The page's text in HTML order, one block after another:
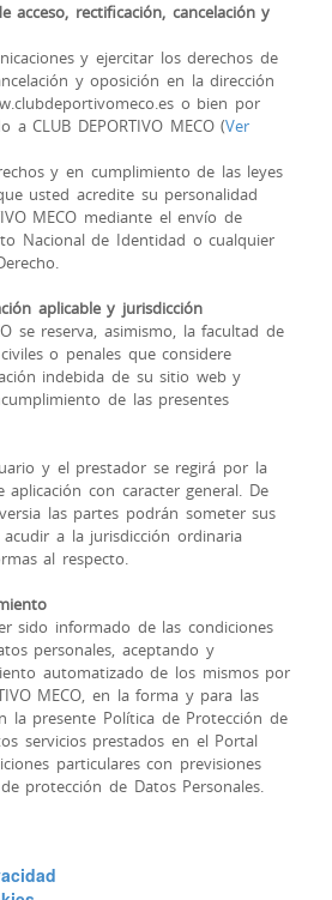
acceso, rectificación, cancelación y
y ejercitar los derechos de
y oposición en la dirección
o bien por
CLUB DEPORTIVO MECO (Ver
y en cumplimiento de las leyes
usted acredite su personalidad
MECO mediante el envío de
Nacional de Identidad o cualquier
aplicable y jurisdicción
se reserva, asimismo, la facultad de
o penales que considere
indebida de su sitio web y
de las presentes
y el prestador se regirá por la
con caracter general. De
las partes podrán someter sus
a la jurisdicción ordinaria
al respecto.
sido informado de las condiciones
personales, aceptando y
automatizado de los mismos por
MECO, en la forma y para las
la presente Política de Protección de
servicios prestados en el Portal
particulares con previsiones
protección de Datos Personales.